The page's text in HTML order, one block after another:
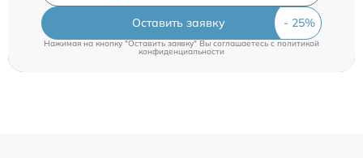
Оставить заявку
Нажимая на кнопку "Оставить заявку" Вы соглашаетесь cполитикой
конфиденциальности